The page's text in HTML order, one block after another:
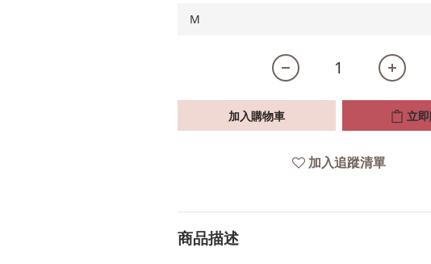
加入購物車 立
加入追蹤清單
商品描述